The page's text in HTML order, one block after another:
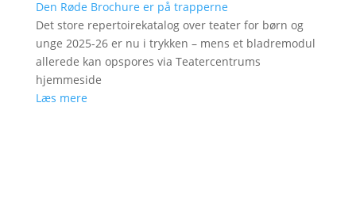
Den Røde Brochure er på trapperne
Det store repertoirekatalog over teater for børn og
unge 2025-26 er nu i trykken – mens et bladremodul
allerede kan opspores via Teatercentrums
hjemmeside
Læs mere